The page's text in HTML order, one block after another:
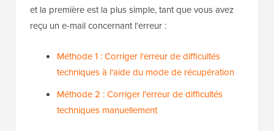
et la première est la plus simple, tant que vous avez
reçu un e-mail concernant l'erreur :
Méthode 1 : Corriger l'erreur de difficultés
techniques à l'aide du mode de récupération
Méthode 2 : Corriger l'erreur de difficultés
techniques manuellement